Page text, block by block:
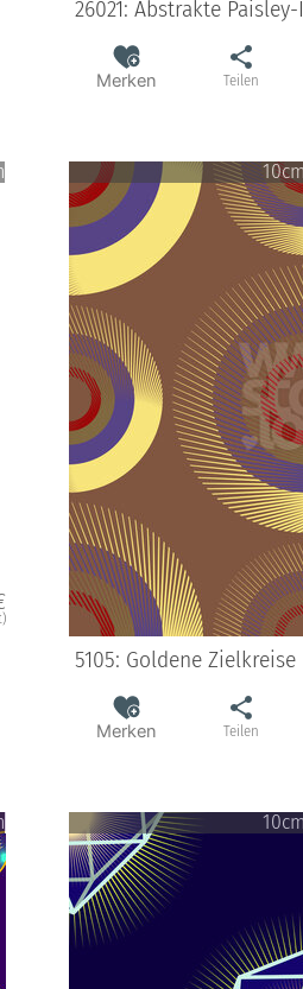
26021: Abstrakte
Merken Teilen
10cm
5105: Goldene Zielkreise
Merken Teilen
10cm